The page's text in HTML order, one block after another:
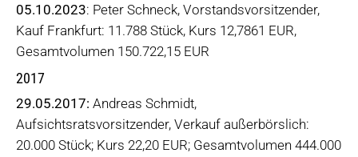
05.10.2023: Peter Schneck, Vorstandsvorsitzender,
Kauf Frankfurt: 11.788 Stück, Kurs 12,7861 EUR,
Gesamtvolumen 150.722,15 EUR
2017
29.05.2017: Andreas Schmidt,
Aufsichtsratsvorsitzender, Verkauf außerbörslich:
20.000 Stück; Kurs 22,20 EUR; Gesamtvolumen 444.000